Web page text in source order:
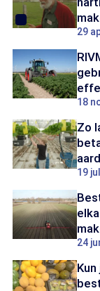
29
18
Zo
19
24